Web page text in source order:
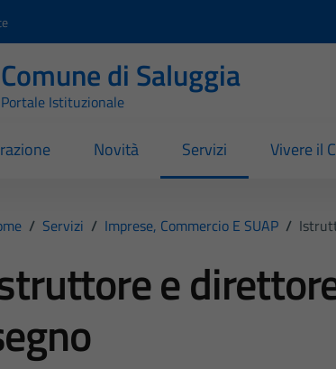
Comune di Saluggia
Portale Istituzionale
Novità Servizi Vivere il
/ Servizi / Imprese, Commercio E SUAP /
e